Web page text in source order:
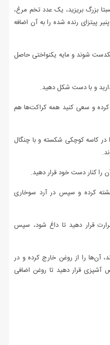
بزرگ بریزید، یک عدد تخم مرغ،
رنده شده را به آن اضافه
شوند و مایه یکنواختی حاصل
کرده و سعی کنید همه کراکت‌ها هم
در کاسه کوچکی شکسته و با چنگال
کرده و سپس در آرد سوخاری
قرار دهید تا داغ شود، سپس
آن‌ها را از روغن خارج کرده و در
قرار دهید تا روغن اضافی